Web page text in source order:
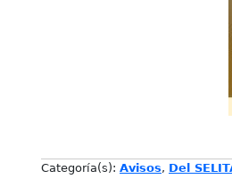
Categoría(s): Avisos, Del